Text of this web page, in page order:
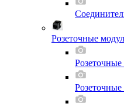
Розеточные
Розеточные